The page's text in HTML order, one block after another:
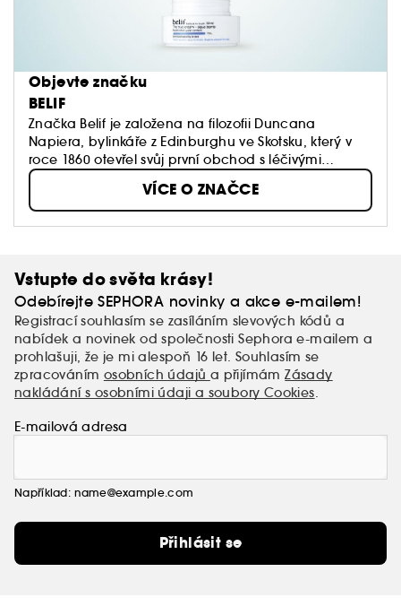
Objevte značku
BELIF
Značka Belif je založena na filozofii Duncana
Napiera, bylinkáře z Edinburghu ve Skotsku, který v
roce 1860 otevřel svůj první obchod s léčivými
rostlinami a svou kliniku.
VÍCE O ZNAČCE
Vstupte do světa krásy!
Odebírejte SEPHORA novinky a akce e-mailem!
Registrací souhlasím se zasíláním slevových kódů a
nabídek a novinek od společnosti Sephora e-mailem a
prohlašuji, že je mi alespoň 16 let. Souhlasím se
zpracováním osobních údajů a přijímámZásady
nakládání s osobními údaji a soubory Cookies
E-mailová adresa
Například: name@example.com
Přihlásit se